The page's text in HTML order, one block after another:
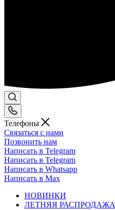
Телефоны
Связаться с нами
Позвонить нам
Написать в Telegram
Написать в Telegram
Написать в Whatsapp
Написать в Max
НОВИНКИ
ЛЕТНЯЯ РАСПРОДАЖА